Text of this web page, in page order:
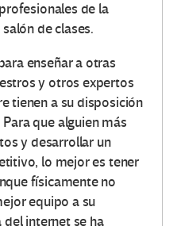
de la
de clases.
enseñar a otras
y otros expertos
tienen a su disposición
que alguien más
y desarrollar un
lo mejor es tener
físicamente no
equipo a su
internet se ha